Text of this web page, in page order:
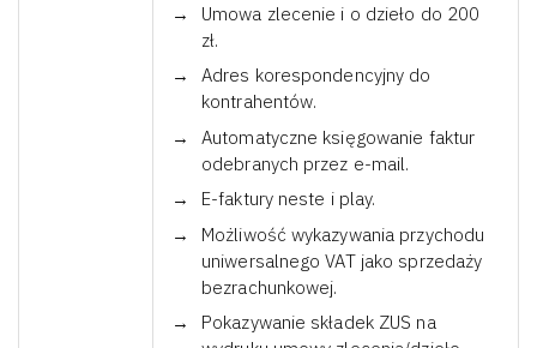
Umowa zlecenie i o dzieło do 200
zł.
Adres korespondencyjny do
kontrahentów.
Automatyczne księgowanie faktur
odebranych przez e-mail.
E-faktury neste i play.
Możliwość wykazywania przychodu
uniwersalnego VAT jako sprzedaży
bezrachunkowej.
Pokazywanie składek ZUS na